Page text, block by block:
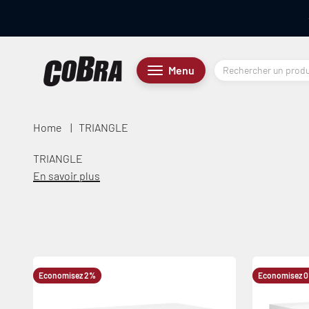
Menu
Menu
Cobra.fr
Home | TRIANGLE
TRIANGLE
En savoir plus
Economisez 2% Economisez